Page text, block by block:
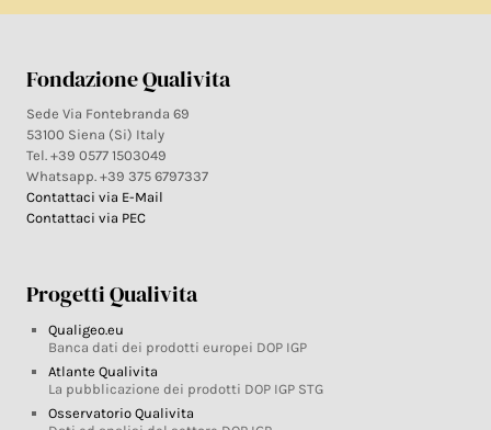
Fondazione Qualivita
Sede Via Fontebranda 69
53100 Siena (Si) Italy
Tel. +39 0577 1503049
Whatsapp. +39 375 6797337
Contattaci via E-Mail
Contattaci via PEC
Progetti Qualivita
Qualigeo.eu
Banca dati dei prodotti europei DOP IGP
Atlante Qualivita
La pubblicazione dei prodotti DOP IGP STG
Osservatorio Qualivita